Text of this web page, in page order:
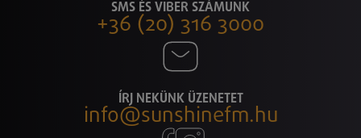
SMS ÉS VIBER SZÁMUNK
+36 (20) 316 3000
ÍRJ NEKÜNK ÜZENETET
info@sunshinefm.hu